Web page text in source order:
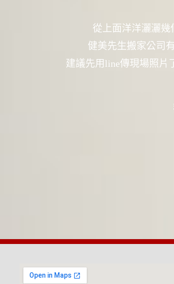
從上面洋洋灑灑
健美先生搬家公司
建議先用line傳現場照片